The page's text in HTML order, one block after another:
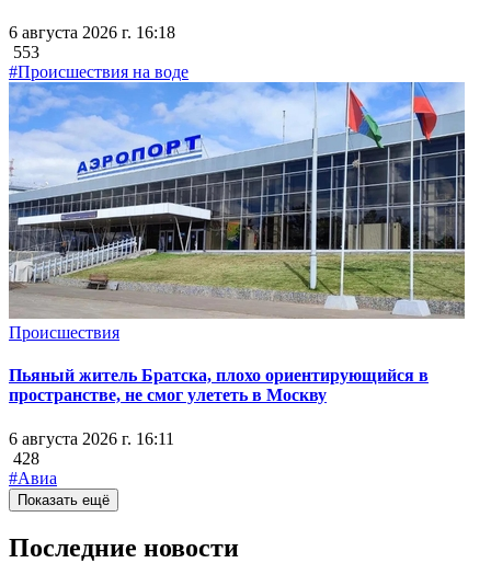
6 августа 2026 г. 16:18
553
#Происшествия на воде
Происшествия
Пьяный житель Братска, плохо ориентирующийся в
пространстве, не смог улететь в Москву
6 августа 2026 г. 16:11
428
#Авиа
Показать ещё
Последние новости